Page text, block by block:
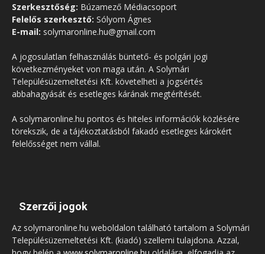
Szerkesztőség: Búzamező Médiacsoport
Felelős szerkesztő: Sólyom Ágnes
E-mail: solymaronline.hu@gmail.com
A jogosulatlan felhasználás büntető- és polgári jogi
következményeket von maga után. A Solymári
Településüzemeltetési Kft. követelheti a jogsértés
abbahagyását és esetleges kárának megtérítését.
A solymaronline.hu pontos és hiteles információk közlésére
törekszik, de a tájékoztatásból fakadó esetleges károkért
felelősséget nem vállal.
Szerzői jogok
Az solymaronline.hu weboldalon található tartalom a Solymári
Településüzemeltetési Kft. (kiadó) szellemi tulajdona. Azzal,